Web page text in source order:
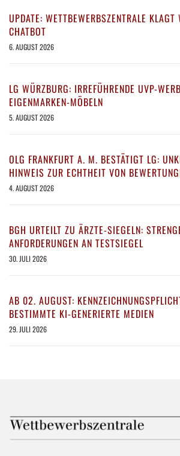
UPDATE: WETTBEWERBSZENTRALE
CHATBOT
6. AUGUST 2026
LG WÜRZBURG: IRREFÜHRENDE UVP-
EIGENMARKEN-MÖBELN
5. AUGUST 2026
OLG FRANKFURT A. M. BESTÄTIGT LG:
HINWEIS ZUR ECHTHEIT VON
4. AUGUST 2026
BGH URTEILT ZU ÄRZTE-SIEGELN:
ANFORDERUNGEN AN TESTSIEGEL
30. JULI 2026
AB 02. AUGUST:
BESTIMMTE KI-GENERIERTE MEDIEN
29. JULI 2026